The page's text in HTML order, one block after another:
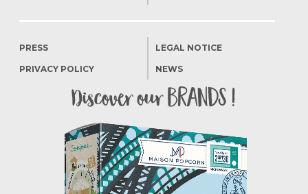
PRESS LEGAL NOTICE
PRIVACY POLICY NEWS
Discover ourbrands !